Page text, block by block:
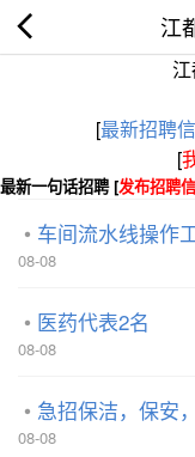
江
[最新招聘
[
最新一句话招聘 [发布招聘
车间流水线操作
08-08
医药代表2名
08-08
急招保洁，保安
08-08